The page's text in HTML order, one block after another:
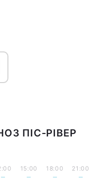
ПІС-РІВЕР
15:00 18:00 21:00